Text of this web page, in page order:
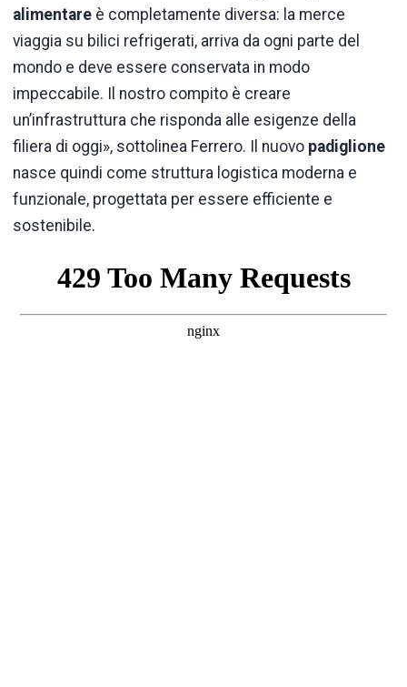
alimentare è completamente diversa: la merce
viaggia su bilici refrigerati, arriva da ogni parte del
mondo e deve essere conservata in modo
impeccabile. Il nostro compito è creare
un’infrastruttura che risponda alle esigenze della
filiera di oggi», sottolinea Ferrero. Il nuovo padiglione
nasce quindi come struttura logistica moderna e
funzionale, progettata per essere efficiente e
sostenibile.